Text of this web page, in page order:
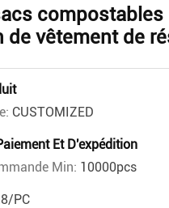
de vêtement de
CUSTOMIZED
Et D'expédition
Min: 10000pcs
PC